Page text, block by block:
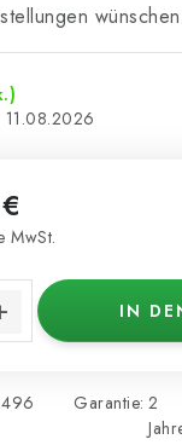
11.08.2026
MwSt.
IN
Garantie: 2